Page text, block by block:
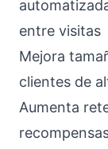
entre visitas
Mejora
clientes de
Aumenta